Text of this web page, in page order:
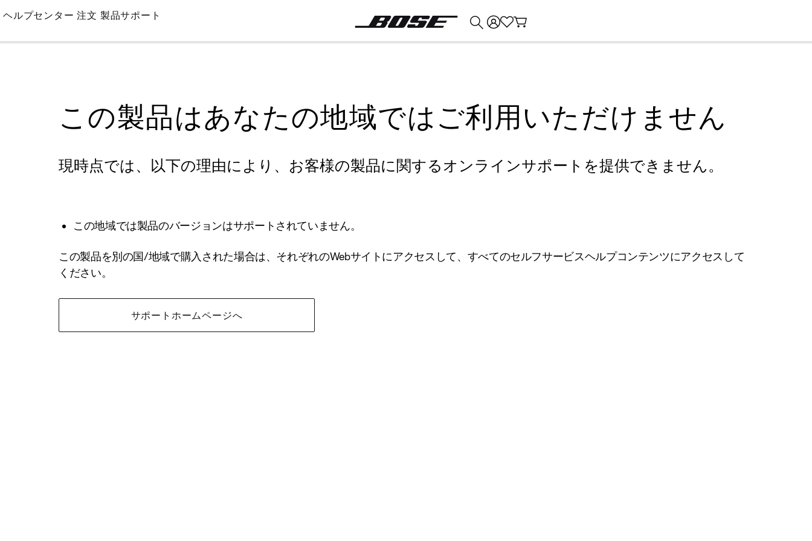
Skip
Main
ヘルプセンター 注文 製品サポート
この製品はあなたの地域ではご利用いただけません
現時点では、以下の理由により、お客様の製品に関するオンラインサポートを提供できません。
この地域では製品のバージョンはサポートされていません。
この製品を別の国/地域で購入された場合は、それぞれのWebサイトにアクセスして、すべてのセルフサービスヘルプコンテンツにアクセスして
ください。
サポートホームページへ